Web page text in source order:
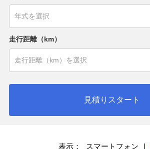
走行距離（km）
見積りスタート
表示： スマートフォン |